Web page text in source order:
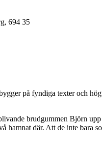
694 35
på fyndiga texter och
brudgummen Björn
hamnat där. Att de inte bara